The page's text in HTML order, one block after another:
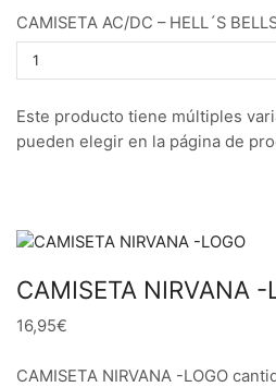
CAMISETA AC/DC – HELL´S
Este producto tiene múltiples
pueden elegir en la página de
CAMISETA NIRVANA -
16,95€
CAMISETA NIRVANA -LOGO